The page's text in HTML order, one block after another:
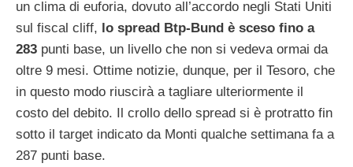
un clima di euforia, dovuto all’accordo negli Stati Uniti
sul fiscal cliff, lo spread Btp-Bund è sceso fino a
283 punti base, un livello che non si vedeva ormai da
oltre 9 mesi. Ottime notizie, dunque, per il Tesoro, che
in questo modo riuscirà a tagliare ulteriormente il
costo del debito. Il crollo dello spread si è protratto fin
sotto il target indicato da Monti qualche settimana fa a
287 punti base.